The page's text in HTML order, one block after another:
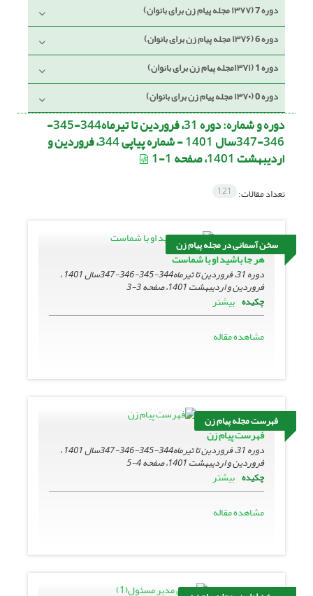
دوره 7 (۱۳۷۷ مجله پیام زن برای بانوان)
دوره 6 (۱۳۷۶ مجله پیام زن برای بانوان)
دوره 1 (۱۳۷۱مجله پیام زن برای بانوان)
دوره 0 (۱۳۷۰ مجله پیام زن برای بانوان)
دوره و شماره: دوره 31، فروردین تا تیرماه344-345-
346-347سال 1401 - شماره پیاپی 344، فروردین و
اردیبهشت 1401، صفحه 1-1
تعداد مقالات: 121
سخن آسمانی در مجله پیام زن
هر جا باشید او با شماست
دوره 31، فروردین تا تیرماه344-345-346-347سال 1401 ،
فروردین و اردیبهشت 1401، صفحه
3-3
چکیده بیشتر
مشاهده مقاله
فهرست مجله پیام زن
فهرست پیام زن
دوره 31، فروردین تا تیرماه344-345-346-347سال 1401 ،
فروردین و اردیبهشت 1401، صفحه
4-5
چکیده بیشتر
مشاهده مقاله